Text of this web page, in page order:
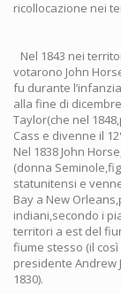
ricollocazione nei
Nel 1843 nei
votarono John
fu durante
alla fine di
Taylor(che nel
Cass e divenne il
Nel 1838 John
(donna
statunitensi e
Bay a New
indiani,secondo i
territori a est del
fiume stesso (il
presidente Andrew
1830).